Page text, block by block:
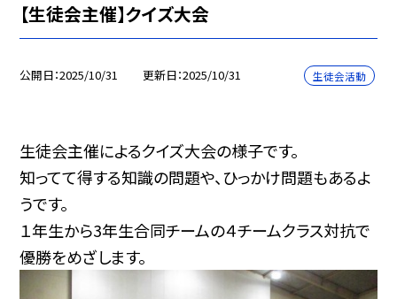
【生徒会主催】クイズ大会
公開日 2025/10/31 更新日 2025/10/31 生徒会活動
生徒会主催によるクイズ大会の様子です。
知ってて得する知識の問題や、ひっかけ問題もあるよ
うです。
１年生から3年生合同チームの４チームクラス対抗で
優勝をめざします。